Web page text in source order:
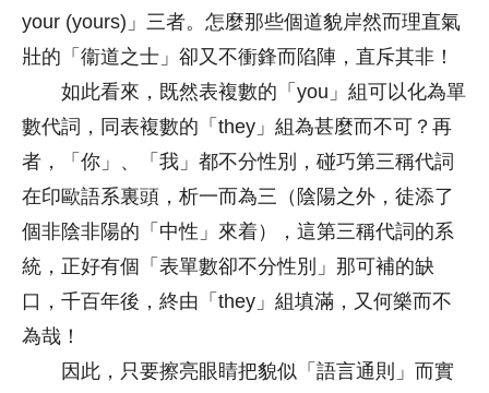
your (yours)」三者。怎麼那些個道貌岸然而理直氣
壯的「衞道之士」卻又不衝鋒而陷陣，直斥其非！
如此看來，既然表複數的「you」組可以化為單
數代詞，同表複數的「they」組為甚麼而不可？再
者，「你」、「我」都不分性別，碰巧第三稱代詞
在印歐語系裏頭，析一而為三（陰陽之外，徒添了
個非陰非陽的「中性」來着），這第三稱代詞的系
統，正好有個「表單數卻不分性別」那可補的缺
口，千百年後，終由「they」組填滿，又何樂而不
為哉！
因此，只要擦亮眼睛把貌似「語言通則」而實